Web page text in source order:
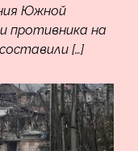
Южной
противника на
[…]